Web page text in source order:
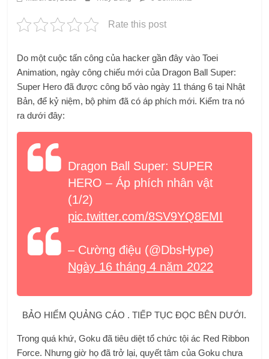
Rate this post
Do một cuộc tấn công của hacker gần đây vào Toei
Animation, ngày công chiếu mới của Dragon Ball Super:
Super Hero đã được công bố vào ngày 11 tháng 6 tại Nhật
Bản, để kỷ niệm, bộ phim đã có áp phích mới. Kiểm tra nó
ra dưới đây:
Dragon Ball Super: SUPER
HERO – Áp phích nhân vật
(1/2)
pic.twitter.com/8SV9YQ8EMI
– Cường điệu (@DbsHype)
Ngày 16 tháng 4 năm 2022
BẢO HIỂM QUẢNG CÁO . TIẾP TỤC ĐỌC BÊN DƯỚI.
Trong quá khứ, Goku đã tiêu diệt tổ chức tội ác Red Ribbon
Force. Nhưng giờ họ đã trở lại, quyết tâm của Goku chưa